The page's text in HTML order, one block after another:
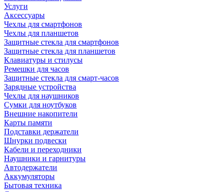
Услуги
Аксессуары
Чехлы для смартфонов
Чехлы для планшетов
Защитные стекла для смартфонов
Защитные стекла для планшетов
Клавиатуры и стилусы
Ремешки для часов
Защитные стекла для смарт-часов
Зарядные устройства
Чехлы для наушников
Сумки для ноутбуков
Внешние накопители
Карты памяти
Подставки держатели
Шнурки подвески
Кабели и переходники
Наушники и гарнитуры
Автодержатели
Аккумуляторы
Бытовая техника